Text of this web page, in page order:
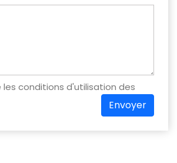
conditions d'utilisation des
Envoyer